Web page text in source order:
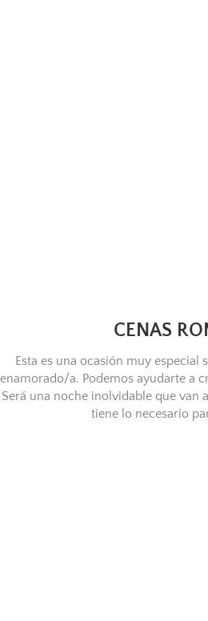
CENAS
Esta es una ocasión muy especial
enamorado/a. Podemos ayudarte a
Será una noche inolvidable que van
tiene lo necesario